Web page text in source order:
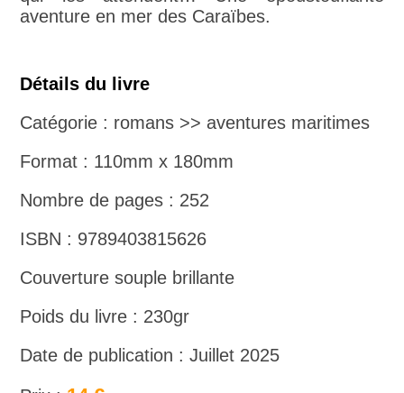
aventure en mer des Caraïbes.
Détails du livre
Catégorie : romans >> aventures maritimes
Format : 110mm x 180mm
Nombre de pages : 252
ISBN : 9789403815626
Couverture souple brillante
Poids du livre : 230gr
Date de publication : Juillet 2025